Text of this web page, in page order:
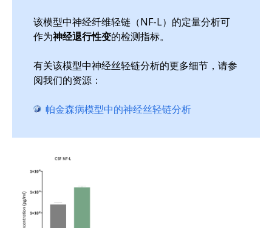
该模型中神经纤维轻链（NF-L）的定量分析可
作为神经退行性变的检测指标。
有关该模型中神经丝轻链分析的更多细节，请参
阅我们的资源：
帕金森病模型中的神经丝轻链分析